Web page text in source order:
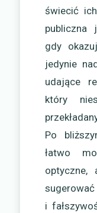
świecić
publiczna
gdy
jedynie
udające
który
Po
łatwo
optyczne,
i